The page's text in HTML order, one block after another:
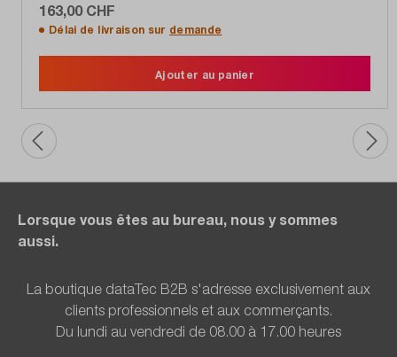
163,00 CHF
Délai de livraison sur demande
Ajouter au panier
Lorsque vous êtes au bureau, nous y sommes
aussi.
La boutique dataTec B2B s'adresse exclusivement aux
clients professionnels et aux commerçants.
Du lundi au vendredi de 08.00 à 17.00 heures